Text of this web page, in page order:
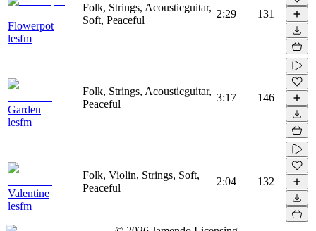
Flowerpot
lesfm
Folk, Strings, Acousticguitar,
Soft, Peaceful
2:29 131
Garden
lesfm
Folk, Strings, Acousticguitar,
Peaceful
3:17 146
Valentine
lesfm
Folk, Violin, Strings, Soft,
Peaceful
2:04 132